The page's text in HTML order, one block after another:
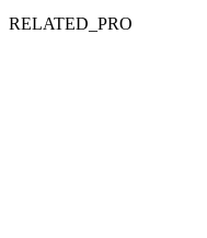
RELATED_PRO